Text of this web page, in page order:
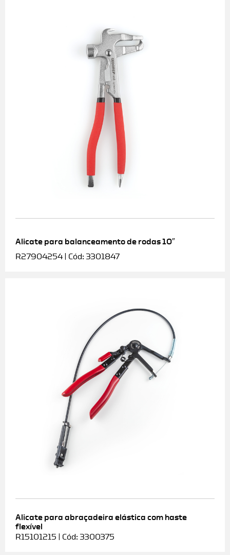
Alicate para balanceamento de rodas 10″
R27904254 | Cód: 3301847
Alicate para abraçadeira elástica com haste
flexível
R15101215 | Cód: 3300375